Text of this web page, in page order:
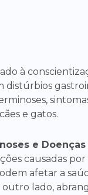
à
distúrbios
e gatos.
e
causadas
afetar a
outro lado,